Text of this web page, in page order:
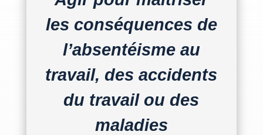
les conséquences de
l’absentéisme au
travail, des accidents
du travail ou des
maladies